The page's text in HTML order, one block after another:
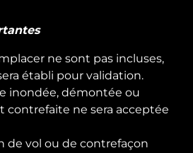
ne sont pas incluses,
établi pour validation.
inondée, démontée ou
contrefaite ne sera acceptée
de vol ou de contrefaçon